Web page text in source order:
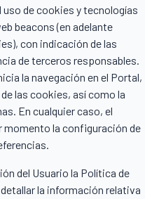
uso de cookies y tecnologías
beacons (en adelante
con indicación de las
de terceros responsables.
la navegación en el Portal,
las cookies, así como la
En cualquier caso, el
momento la configuración de
del Usuario la Política de
la información relativa